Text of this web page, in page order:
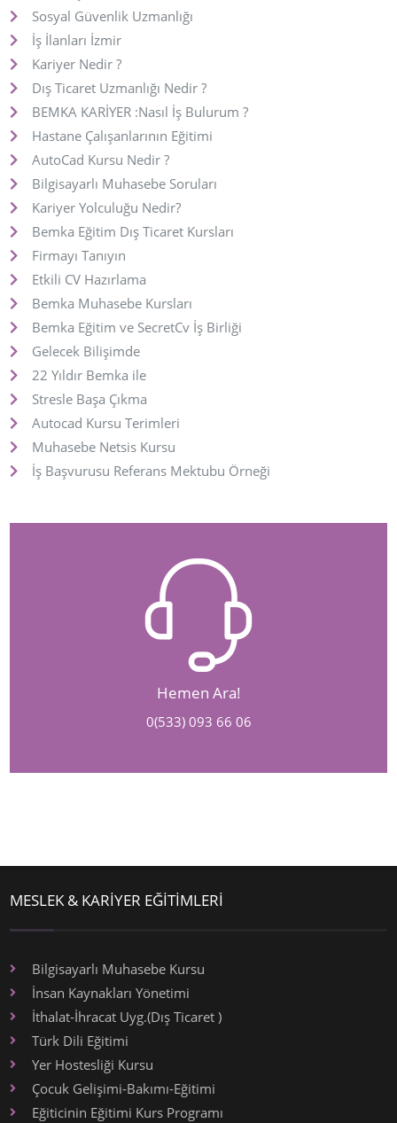
Sosyal Güvenlik Uzmanlığı
İş İlanları İzmir
Kariyer Nedir ?
Dış Ticaret Uzmanlığı Nedir ?
BEMKA KARİYER :Nasıl İş Bulurum ?
Hastane Çalışanlarının Eğitimi
AutoCad Kursu Nedir ?
Bilgisayarlı Muhasebe Soruları
Kariyer Yolculuğu Nedir?
Bemka Eğitim Dış Ticaret Kursları
Firmayı Tanıyın
Etkili CV Hazırlama
Bemka Muhasebe Kursları
Bemka Eğitim ve SecretCv İş Birliği
Gelecek Bilişimde
22 Yıldır Bemka ile
Stresle Başa Çıkma
Autocad Kursu Terimleri
Muhasebe Netsis Kursu
İş Başvurusu Referans Mektubu Örneği
Hemen Ara!
0(533) 093 66 06
MESLEK & KARİYER EĞİTİMLERİ
Bilgisayarlı Muhasebe Kursu
İnsan Kaynakları Yönetimi
İthalat-İhracat Uyg.(Dış Ticaret )
Türk Dili Eğitimi
Yer Hostesliği Kursu
Çocuk Gelişimi-Bakımı-Eğitimi
Eğiticinin Eğitimi Kurs Programı